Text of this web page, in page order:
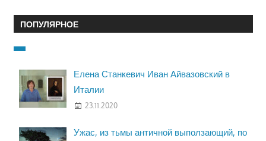
ПОПУЛЯРНОЕ
Елена Станкевич Иван Айвазовский в
Италии
23.11.2020
Ужас, из тьмы античной выползающий, по